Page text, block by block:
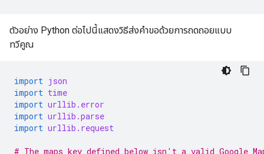
ตัวอย่าง Python ต่อไปนี้แสดงวิธีส่งคำขอด้วยการถดถอยแบบ
ทวีคูณ
import json
import time
import urllib.error
import urllib.parse
import urllib.request
# The maps_key defined below isn't a valid Google